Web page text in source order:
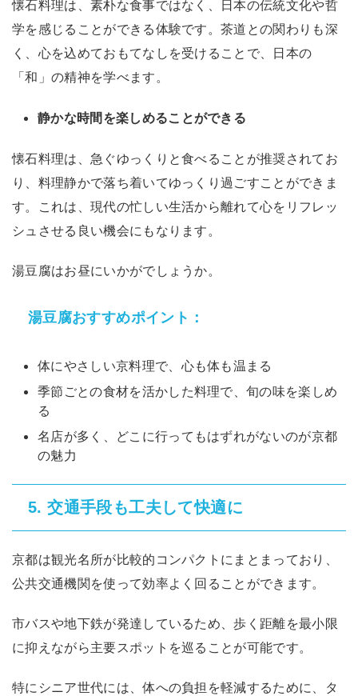
懐石料理は、素朴な食事ではなく、日本の伝統文化や哲
学を感じることができる体験です。茶道との関わりも深
く、心を込めておもてなしを受けることで、日本の
「和」の精神を学べます。
静かな時間を楽しめることができる
懐石料理は、急ぐゆっくりと食べることが推奨されてお
り、料理静かで落ち着いてゆっくり過ごすことができま
す。これは、現代の忙しい生活から離れて心をリフレッ
シュさせる良い機会にもなります。
湯豆腐はお昼にいかがでしょうか。
湯豆腐おすすめポイント：
体にやさしい京料理で、心も体も温まる
季節ごとの食材を活かした料理で、旬の味を楽しめ
る
名店が多く、どこに行ってもはずれがないのが京都
の魅力
5.交通手段も工夫して快適に
京都は観光名所が比較的コンパクトにまとまっており、
公共交通機関を使って効率よく回ることができます。
市バスや地下鉄が発達しているため、歩く距離を最小限
に抑えながら主要スポットを巡ることが可能です。
特にシニア世代には、体への負担を軽減するために、タ